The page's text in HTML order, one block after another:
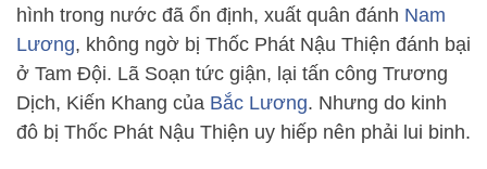
hình trong nước đã ổn định, xuất quân đánh Nam
Lương, không ngờ bị Thốc Phát Nậu Thiện đánh bại
ở Tam Đội. Lã Soạn tức giận, lại tấn công Trương
Dịch, Kiến Khang của Bắc Lương. Nhưng do kinh
đô bị Thốc Phát Nậu Thiện uy hiếp nên phải lui binh.